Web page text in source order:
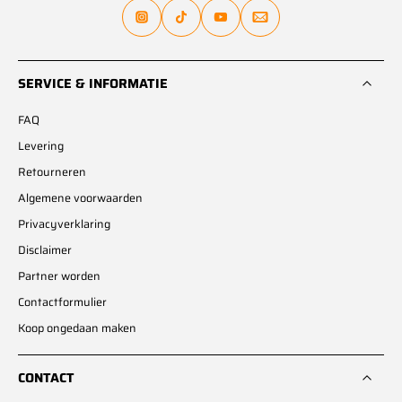
SERVICE & INFORMATIE
FAQ
Levering
Retourneren
Algemene voorwaarden
Privacyverklaring
Disclaimer
Partner worden
Contactformulier
Koop ongedaan maken
CONTACT